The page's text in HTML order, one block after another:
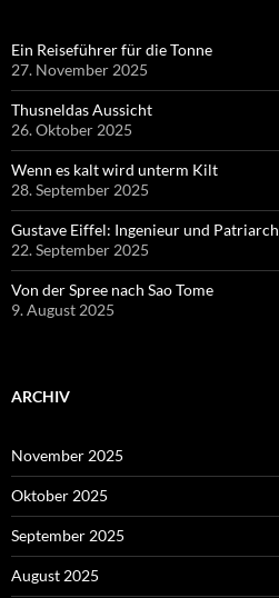
Ein Reiseführer für die Tonne
27. November 2025
Thusneldas Aussicht
26. Oktober 2025
Wenn es kalt wird unterm Kilt
28. September 2025
Gustave Eiffel: Ingenieur und Patriarch
22. September 2025
Von der Spree nach Sao Tome
9. August 2025
ARCHIV
November 2025
Oktober 2025
September 2025
August 2025